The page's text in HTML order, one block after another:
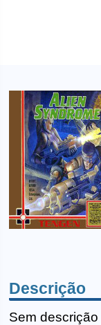
Descrição
Sem